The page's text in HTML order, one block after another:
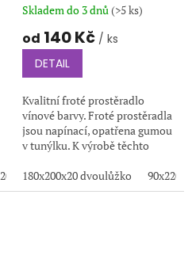
200x220x20 100x200x20
Skladem do 3 dnů(>5 ks)
od 140 Kč / ks
DETAIL
Kvalitní froté prostěradlo
vínové barvy. Froté prostěradla
jsou napínací, opatřena gumou
v tunýlku. K výrobě těchto
kvalitní froté tkanina s
vysokou...
180x200x20 dvoulůžko